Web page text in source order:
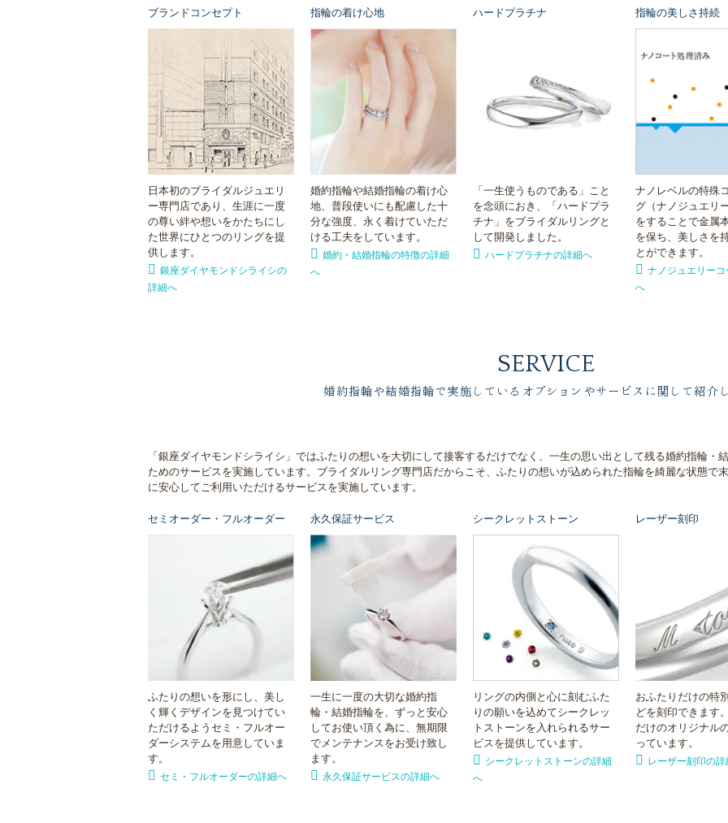
ブランドコンセプト
日本初のブライダルジュエリ
ー専門店であり、生涯に一度
の尊い絆や想いをかたちにし
た世界にひとつのリングを提
供します。
銀座ダイヤモンドシライシの
詳細へ
指輪の着け心地
婚約指輪や結婚指輪の着け心
地、普段使いにも配慮した十
分な強度、永く着けていただ
ける工夫をしています。
婚約・結婚指輪の特徴の詳細
へ
ハードプラチナ
「一生使うものである」こと
を念頭におき、「ハードプラ
チナ」をブライダルリングと
して開発しました。
ハードプラチナの詳細へ
指輪の美しさ持続
ナノレベルの特殊
グ（ナノジュエリ
をすることで金属
を保ち、美しさを
とができます。
ナノジュエリー
へ
SERVICE
婚約指輪や結婚指輪で実施しているオプションやサービスに関して紹介
「銀座ダイヤモンドシライシ」ではふたりの想いを大切にして接客するだけでなく、一生の思い出として残る婚約指輪・
ためのサービスを実施しています。ブライダルリング専門店だからこそ、ふたりの想いが込められた指輪を綺麗な状態で
に安心してご利用いただけるサービスを実施しています。
セミオーダー・フルオーダー
ふたりの想いを形にし、美し
く輝くデザインを見つけてい
ただけるようセミ・フルオー
ダーシステムを用意していま
す。
セミ・フルオーダーの詳細へ
永久保証サービス
一生に一度の大切な婚約指
輪・結婚指輪を、ずっと安心
してお使い頂く為に、無期限
でメンテナンスをお受け致し
ます。
永久保証サービスの詳細へ
シークレットストーン
リングの内側と心に刻むふた
りの願いを込めてシークレッ
トストーンを入れられるサー
ビスを提供しています。
シークレットストーンの詳細
へ
レーザー刻印
おふたりだけの特
どを刻印できます
だけのオリジナル
っています。
レーザー刻印の